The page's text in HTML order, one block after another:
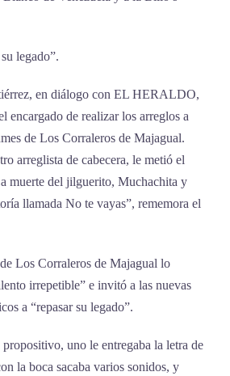
legado”.
en diálogo con EL HERALDO,
encargado de realizar los arreglos a
de Los Corraleros de Majagual.
arreglista de cabecera, le metió el
muerte del jilguerito, Muchachita y
llamada No te vayas”, rememora el
Los Corraleros de Majagual lo
irrepetible” e invitó a las nuevas
a “repasar su legado”.
uno le entregaba la letra de
la boca sacaba varios sonidos, y